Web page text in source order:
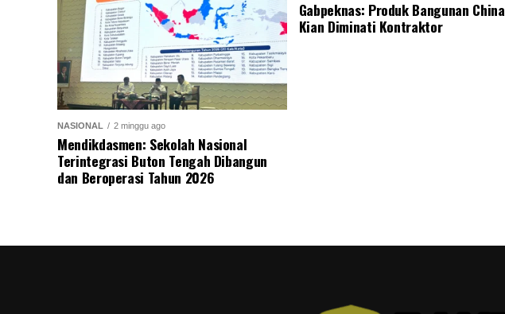
NASIONAL 2 minggu ago
Mendikdasmen: Sekolah Nasional
Terintegrasi Buton Tengah Dibangun
dan Beroperasi Tahun 2026
Gabpeknas: Produk Bangunan China
Kian Diminati Kontraktor